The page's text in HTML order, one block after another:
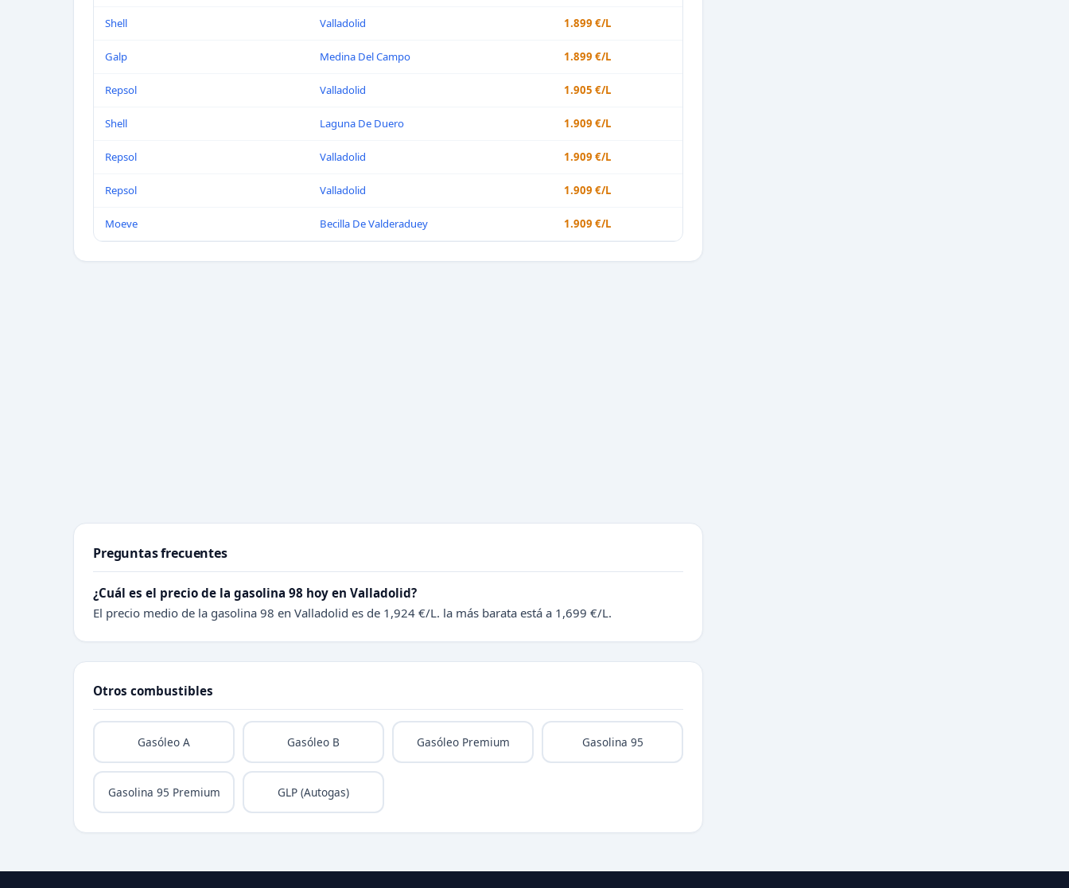
Shell Valladolid 1.899 €/L
Galp Medina Del Campo 1.899 €/L
Repsol Valladolid 1.905 €/L
Shell Laguna De Duero 1.909 €/L
Repsol Valladolid 1.909 €/L
Repsol Valladolid 1.909 €/L
Moeve Becilla De Valderaduey 1.909 €/L
Preguntas frecuentes
¿Cuál es el precio de la gasolina 98 hoy en Valladolid?
El precio medio de la gasolina 98 en Valladolid es de 1,924 €/L. la más barata está a 1,699 €/L.
Otros combustibles
Gasóleo A Gasóleo B Gasóleo Premium Gasolina 95
Gasolina 95 Premium GLP (Autogas)